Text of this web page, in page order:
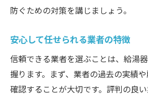
防ぐための対策を講じましょう。
安心して任せられる業者の特徴
信頼できる業者を選ぶことは、給湯
握ります。まず、業者の過去の実績
確認することが大切です。評判の良